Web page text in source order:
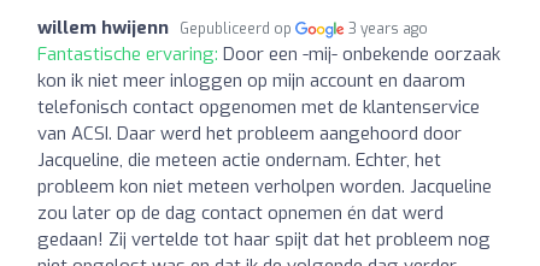
willem hwijenn Gepubliceerd op 3 years ago
Fantastische ervaring: Door een -mij- onbekende oorzaak
kon ik niet meer inloggen op mijn account en daarom
telefonisch contact opgenomen met de klantenservice
van ACSI. Daar werd het probleem aangehoord door
Jacqueline, die meteen actie ondernam. Echter, het
probleem kon niet meteen verholpen worden. Jacqueline
zou later op de dag contact opnemen én dat werd
gedaan! Zij vertelde tot haar spijt dat het probleem nog